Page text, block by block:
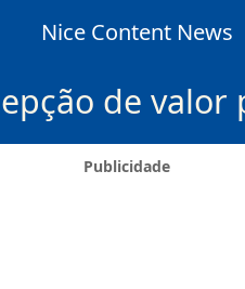
Nice Content News
de valor